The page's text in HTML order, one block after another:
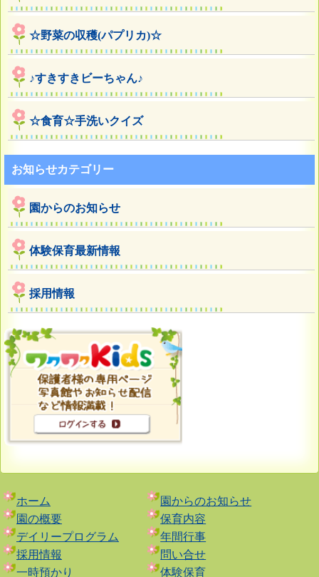
☆野菜の収穫(パプリカ)☆
♪すきすきビーちゃん♪
☆食育☆手洗いクイズ
お知らせカテゴリー
園からのお知らせ
体験保育最新情報
採用情報
ホーム
園からのお知らせ
園の概要
保育内容
デイリープログラム
年間行事
採用情報
問い合せ
一時預かり
体験保育